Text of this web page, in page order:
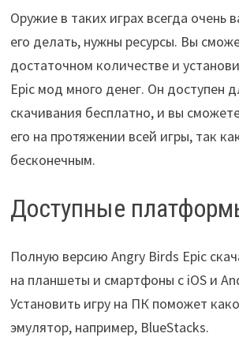
Оружие в таких играх всегда очень
его делать, нужны ресурсы. Вы
достаточном количестве и
Epic мод много денег. Он доступен
скачивания бесплатно, и вы
его на протяжении всей игры, так
бесконечным.
Доступные
Полную версию Angry Birds Epic
на планшеты и смартфоны с iOS и
Установить игру на ПК поможет
эмулятор, например, BlueStacks.